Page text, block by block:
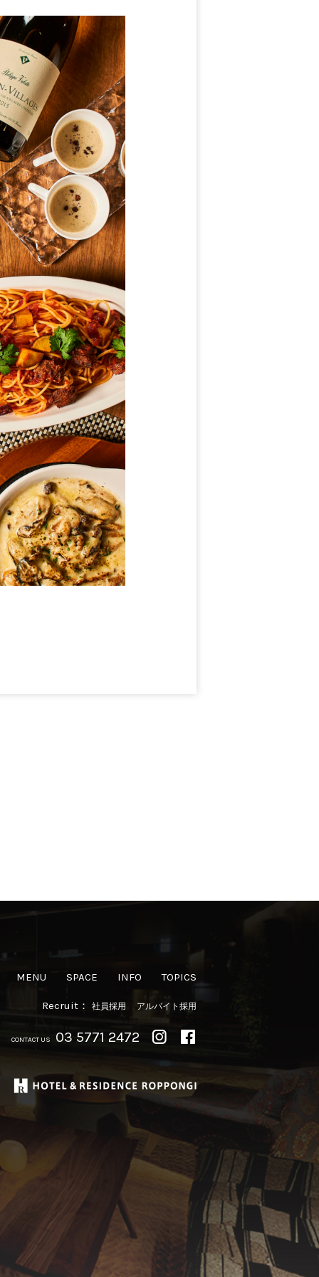
MENU SPACE INFO TOPICS
Recruit： 社員採用 アルバイト採用
CONTACT US 03 5771 2472